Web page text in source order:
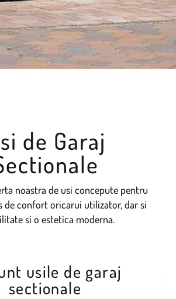
de Garaj
noastra de usi concepute pentru
de confort oricarui utilizator, dar si
si o estetica moderna.
usile de garaj
sectionale